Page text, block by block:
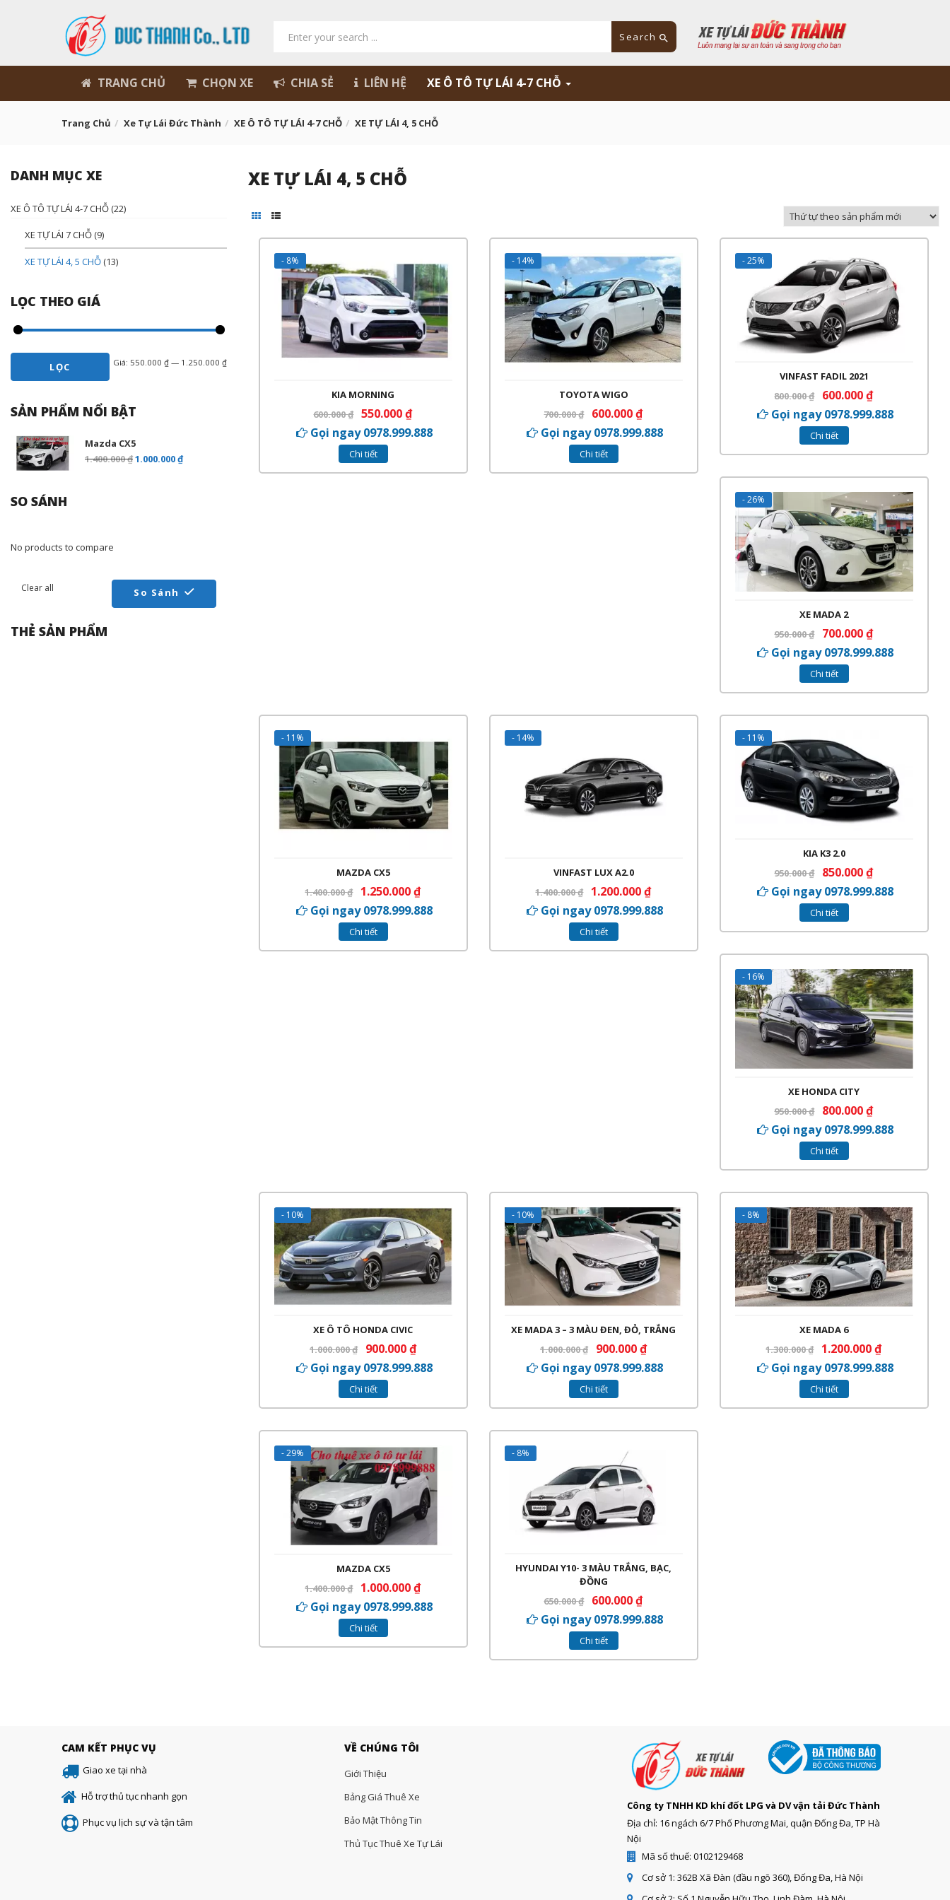
Search
TRANG CHỦ CHỌN XE CHIA SẺ LIÊN HỆ XE Ô TÔ TỰ LÁI 4-7 CHỖ
Trang Chủ Xe Tự Lái Đức Thành XE Ô TÔ TỰ LÁI 4-7 CHỖ XE TỰ LÁI 4, 5 CHỖ
XE TỰ LÁI 4, 5 CHỖ
- 8%
KIA MORNING
600.000₫ 550.000₫
Gọi ngay 0978.999.888
Chi tiết
- 14%
TOYOTA WIGO
700.000₫ 600.000₫
Gọi ngay 0978.999.888
Chi tiết
- 25%
VINFAST FADIL 2021
800.000₫ 600.000₫
Gọi ngay 0978.999.888
Chi tiết
- 26%
XE MADA 2
950.000₫ 700.000₫
Gọi ngay 0978.999.888
Chi tiết
- 11%
MAZDA CX5
1.400.000₫ 1.250.000₫
Gọi ngay 0978.999.888
Chi tiết
- 14%
VINFAST LUX A2.0
1.400.000₫ 1.200.000₫
Gọi ngay 0978.999.888
Chi tiết
- 11%
KIA K3 2.0
950.000₫ 850.000₫
Gọi ngay 0978.999.888
Chi tiết
- 16%
XE HONDA CITY
950.000₫ 800.000₫
Gọi ngay 0978.999.888
Chi tiết
- 10%
XE Ô TÔ HONDA CIVIC
1.000.000₫ 900.000₫
Gọi ngay 0978.999.888
Chi tiết
- 10%
XE MADA 3 – 3 MÀU ĐEN, ĐỎ, TRẮNG
1.000.000₫ 900.000₫
Gọi ngay 0978.999.888
Chi tiết
- 8%
XE MADA 6
1.300.000₫ 1.200.000₫
Gọi ngay 0978.999.888
Chi tiết
- 29%
MAZDA CX5
1.400.000₫ 1.000.000₫
Gọi ngay 0978.999.888
Chi tiết
- 8%
HYUNDAI Y10- 3 MÀU TRẮNG, BẠC,
ĐỒNG
650.000₫ 600.000₫
Gọi ngay 0978.999.888
Chi tiết
DANH MỤC XE
XE Ô TÔ TỰ LÁI 4-7 CHỖ(22)
XE TỰ LÁI 7 CHỖ(9)
XE TỰ LÁI 4, 5 CHỖ(13)
LỌC THEO GIÁ
LỌC Giá: 550.000 ₫ — 1.250.000 ₫
SẢN PHẨM NỔI BẬT
Mazda CX5
1.400.000₫1.000.000₫
SO SÁNH
No products to compare
Clear all So Sánh
THẺ SẢN PHẨM
CAM KẾT PHỤC VỤ
Giao xe tại nhà
Hỗ trợ thủ tục nhanh gọn
Phục vụ lịch sự và tận tâm
VỀ CHÚNG TÔI
Giới Thiệu
Bảng Giá Thuê Xe
Bảo Mật Thông Tin
Thủ Tục Thuê Xe Tự Lái
Công ty TNHH KD khí đốt LPG và DV vận tải Đức Thành
Địa chỉ: 16 ngách 6/7 Phố Phương Mai, quận Đống Đa, TP Hà
Nội
Mã số thuế: 0102129468
Cơ sở 1: 362B Xã Đàn (đầu ngõ 360), Đống Đa, Hà Nội